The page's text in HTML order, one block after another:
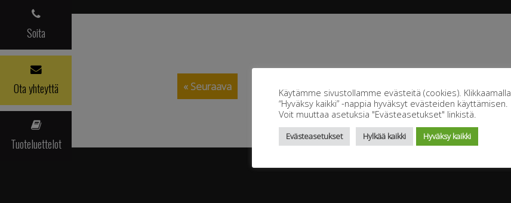
Soita
Ota yhteyttä
Tuoteluettelot
« Seuraava
Käytämme sivustollamme evästeitä (cookies). Klikkaamalla
“Hyväksy kaikki” -nappia hyväksyt evästeiden käyttämisen.
Voit muuttaa asetuksia "Evästeasetukset" linkistä.
Evästeasetukset Hylkää kaikki Hyväksy kaikki